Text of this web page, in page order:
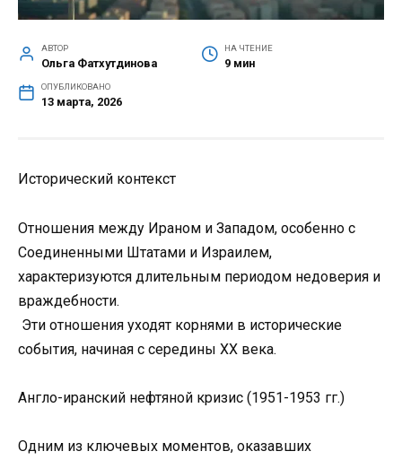
АВТОР
Ольга Фатхутдинова
НА ЧТЕНИЕ
9 мин
ОПУБЛИКОВАНО
13 марта, 2026
Исторический контекст
Отношения между Ираном и Западом, особенно с
Соединенными Штатами и Израилем,
характеризуются длительным периодом недоверия и
враждебности.
Эти отношения уходят корнями в исторические
события, начиная с середины XX века.
Англо-иранский нефтяной кризис (1951-1953 гг.)
Одним из ключевых моментов, оказавших